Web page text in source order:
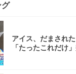
グ
アイス、だまされ
「たったこれだけ